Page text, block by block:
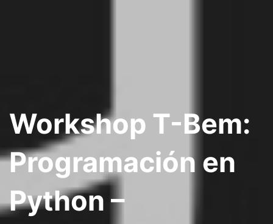
Workshop T-Bem:
Programación en
Python –